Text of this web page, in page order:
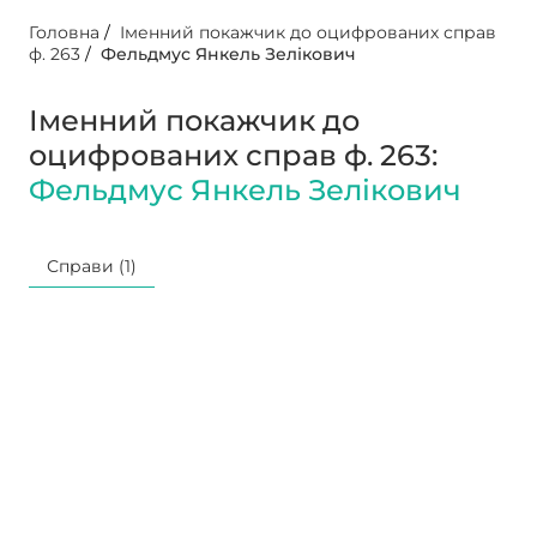
Головна / Іменний покажчик до оцифрованих справ
ф. 263 / Фельдмус Янкель Зелікович
Іменний покажчик до
оцифрованих справ ф. 263:
Фельдмус Янкель Зелікович
Справи (1)